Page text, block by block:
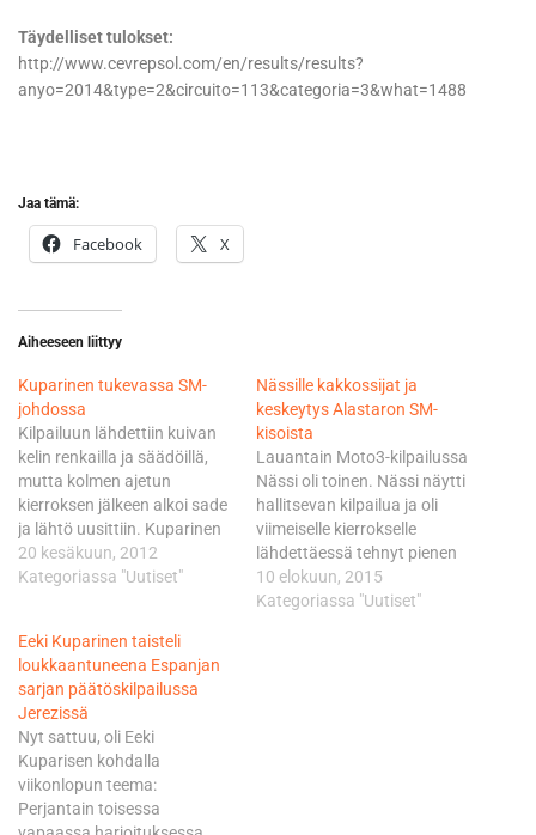
Täydelliset tulokset:
http://www.cevrepsol.com/en/results/results?
anyo=2014&type=2&circuito=113&categoria=3&what=1488
Jaa tämä:
Facebook X
Aiheeseen liittyy
Kuparinen tukevassa SM-
johdossa
Kilpailuun lähdettiin kuivan
kelin renkailla ja säädöillä,
mutta kolmen ajetun
kierroksen jälkeen alkoi sade
ja lähtö uusittiin. Kuparinen
kiristi tasaisesti vauhtia
kilpailun edetessä. -
kierroksen ajan, sen jälkeen
pystyin nousemaan hyvin
mutta Kallio oli jo karannut
liian kauas, totesi Kuparinen.
Kuparinen ajoi varmasti
kisan toiseksi…
20 kesäkuun, 2012
Kategoriassa "Uutiset"
Nässille kakkossijat ja
keskeytys Alastaron SM-
kisoista
Lauantain Moto3-kilpailussa
Nässi oli toinen. Nässi näytti
hallitsevan kilpailua ja oli
viimeiselle kierrokselle
lähdettäessä tehnyt pienen
eron toisena olleeseen Peetu
Paavilaiseen. Paavilainen
10 elokuun, 2015
Kategoriassa "Uutiset"
Eeki Kuparinen taisteli
loukkaantuneena Espanjan
sarjan päätöskilpailussa
Jerezissä
Nyt sattuu, oli Eeki
Kuparisen kohdalla
viikonlopun teema:
Perjantain toisessa